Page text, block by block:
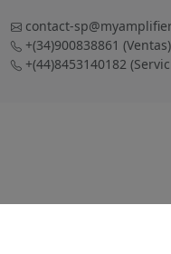
contact-
+(34)900838861 (Ventas)
+(44)8453140182